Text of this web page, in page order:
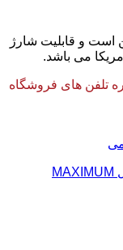
است و قابلیت شارژ
می باشد.
تلفن های فروشگاه